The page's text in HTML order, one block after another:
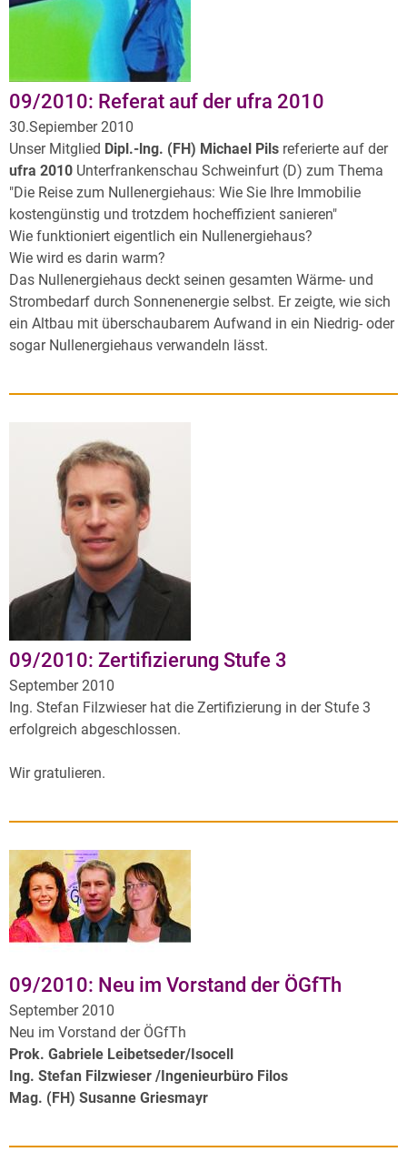
09/2010: Referat auf der ufra 2010
30.Sepiember 2010
Unser Mitglied Dipl.-lng. (FH) Michael Pils referierte auf der
ufra 2010 Unterfrankenschau Schweinfurt (D) zum Thema
"Die Reise zum Nullenergiehaus: Wie Sie Ihre Immobilie
kostengünstig und trotzdem hocheffizient sanieren"
Wie funktioniert eigentlich ein Nullenergiehaus?
Wie wird es darin warm?
Das Nullenergiehaus deckt seinen gesamten Wärme- und
Strombedarf durch Sonnenenergie selbst. Er zeigte, wie sich
ein Altbau mit überschaubarem Aufwand in ein Niedrig- oder
sogar Nullenergiehaus verwandeln lässt.
09/2010: Zertifizierung Stufe 3
September 2010
Ing. Stefan Filzwieser hat die Zertifizierung in der Stufe 3
erfolgreich abgeschlossen.
Wir gratulieren.
09/2010: Neu im Vorstand der ÖGfTh
September 2010
Neu im Vorstand der ÖGfTh
Prok. Gabriele Leibetseder/Isocell
Ing. Stefan Filzwieser /Ingenieurbüro Filos
Mag. (FH) Susanne Griesmayr